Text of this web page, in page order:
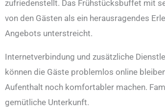
zufriedenstellt. Das Frühstücksbuffet mit
von den Gästen als ein herausragendes
Angebots unterstreicht.
Internetverbindung und zusätzliche
können die Gäste problemlos online
Aufenthalt noch komfortabler machen.
gemütliche Unterkunft.